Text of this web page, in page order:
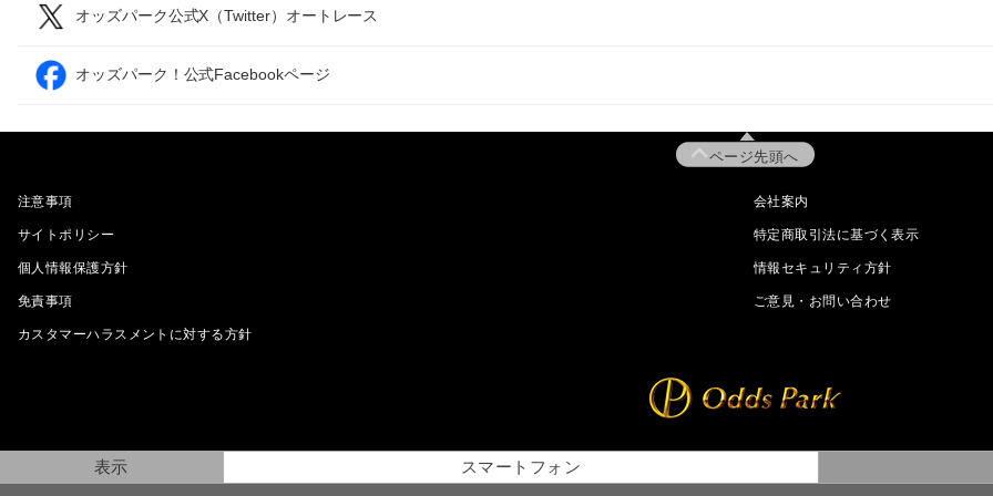
オッズパーク公式X（Twitter）オートレース
オッズパーク！公式Facebookページ
ページ先頭へ
注意事項 会社案内
サイトポリシー 特定商取引法に基づく表示
個人情報保護方針 情報セキュリティ方針
免責事項 ご意見・お問い合わせ
カスタマーハラスメントに対する方針
表示 スマートフォン